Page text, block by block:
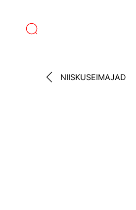
NIISKUSEIMAJAD